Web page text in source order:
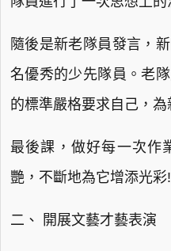
隨後是新老隊員發言，
名優秀的少先隊員。老
的標準嚴格要求自己，
最後課，做好每一次作
艷，不斷地為它增添光彩!
二、 開展文藝才藝表演